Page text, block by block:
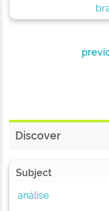
Discover
Subject
análise